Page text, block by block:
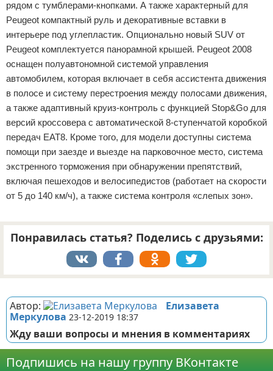
рядом с тумблерами-кнопками. А также характерный для
Peugeot компактный руль и декоративные вставки в
интерьере под углепластик. Опционально новый SUV от
Peugeot комплектуется панорамной крышей. Peugeot 2008
оснащен полуавтономной системой управления
автомобилем, которая включает в себя ассистента движения
в полосе и систему перестроения между полосами движения,
а также адаптивный круиз-контроль с функцией Stop&Go для
версий кроссовера с автоматической 8-ступенчатой коробкой
передач EAT8. Кроме того, для модели доступны система
помощи при заезде и выезде на парковочное место, система
экстренного торможения при обнаружении препятствий,
включая пешеходов и велосипедистов (работает на скорости
от 5 до 140 км/ч), а также система контроля «слепых зон».
Понравилась статья? Поделись с друзьями:
Автор:
Елизавета
Меркулова 23-12-2019 18:37
Жду ваши вопросы и мнения в комментариях
Подпишись на нашу группу ВКонтакте